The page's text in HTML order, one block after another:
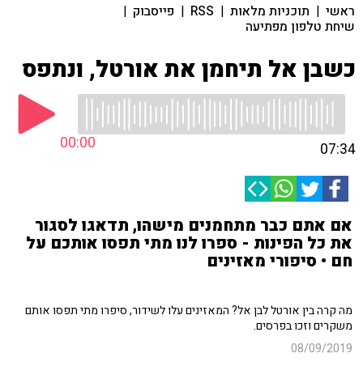
ראשי | תוכניות מלאות |
RSS
| פייסבוק |
שיחת טלפון מפתיעה
כשבן אל תיחמן את אורטל, ונתפס
00:00 07:34
אם אתם כבר מתחמנים מישהו, תדאגו לסגור
את כל הפינות - ספרו לנו מתי תפסו אותכם על
חם • סיפורי מאזינים
מה קרה בין אורטל לבן אל? המאזינים עלו לשידור, סיפרו מתי תפסו אותם
משקרים וזכו בפרסים.
08/09/2019